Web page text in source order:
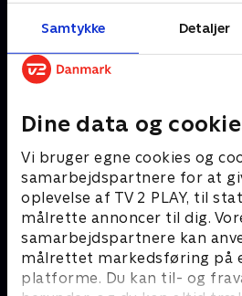
Samtykke Detaljer
Dine data og
Vi bruger egne cookies og
samarbejdspartnere for at
oplevelse af TV 2 PLAY, til
målrette annoncer til dig.
samarbejdspartnere kan
målrettet markedsføring på
platforme. Du kan til- og
15. januar 2022 • 21 min 15.
Andre så også
Brandmand Sam
Børneserier • 1 sæsoner